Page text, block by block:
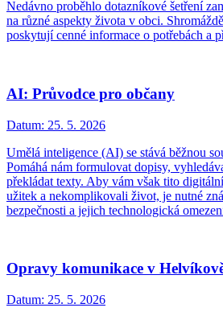
Nedávno proběhlo dotazníkové šetření
na různé aspekty života v obci.
poskytují cenné informace o potřebách a
AI: Průvodce pro občany
Datum: 25. 5. 2026
Umělá inteligence (AI) se stává běžnou
Pomáhá nám formulovat dopisy,
překládat texty. Aby vám však tito
užitek a nekomplikovali život, je nutné
bezpečnosti a jejich technologická
Opravy komunikace v
Datum: 25. 5. 2026